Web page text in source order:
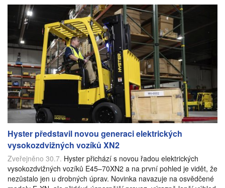
Hyster představil novou generaci elektrických
vysokozdvižných vozíků XN2
Zveřejněno 30.7. Hyster přichází s novou řadou elektrických
vysokozdvižných vozíků E45–70XN2 a na první pohled je vidět, že
nezůstalo jen u drobných úprav. Novinka navazuje na osvědčené